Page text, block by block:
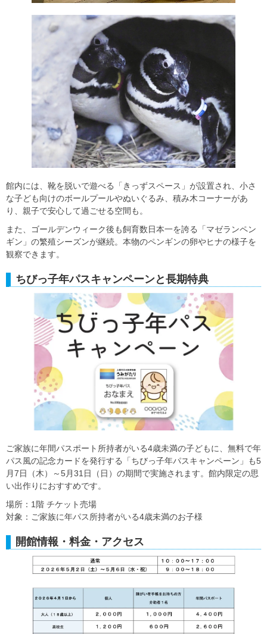
館内には、靴を脱いで遊べる「きっずスペース」が設置され、小さ
な子ども向けのボールプールやぬいぐるみ、積み木コーナーがあ
り、親子で安心して過ごせる空間も。
また、ゴールデンウィーク後も飼育数日本一を誇る「マゼランペン
ギン」の繁殖シーズンが継続。本物のペンギンの卵やヒナの様子を
観察できます。
ちびっ子年パスキャンペーンと長期特典
ご家族に年間パスポート所持者がいる4歳未満の子どもに、無料で年
パス風の記念カードを発行する「ちびっ子年パスキャンペーン」も5
月7日（木）～5月31日（日）の期間で実施されます。館内限定の思
い出作りにおすすめです。
場所：1階 チケット売場
対象：ご家族に年パス所持者がいる4歳未満のお子様
開館情報・料金・アクセス